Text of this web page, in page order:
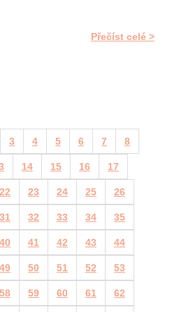
Přečíst celé
3 4 5 6 7 8
14 15 16 17
22 23 24 25 26
31 32 33 34 35
40 41 42 43 44
49 50 51 52 53
58 59 60 61 62